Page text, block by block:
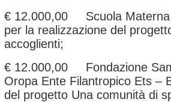
€ 12.000,00 Scuola Materna
per la realizzazione del
accoglienti;
€ 12.000,00 Fondazione
Oropa Ente Filantropico Ets –
del progetto Una comunità di